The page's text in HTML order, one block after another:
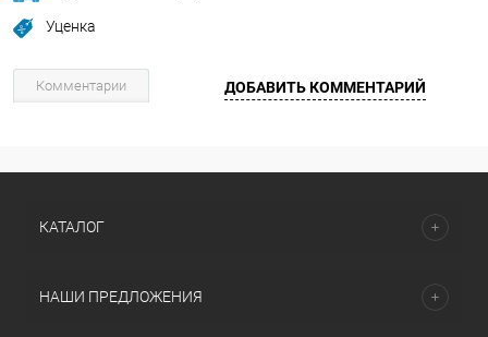
Уценка
Комментарии ДОБАВИТЬ КОММЕНТАРИЙ
КАТАЛОГ
НАШИ ПРЕДЛОЖЕНИЯ